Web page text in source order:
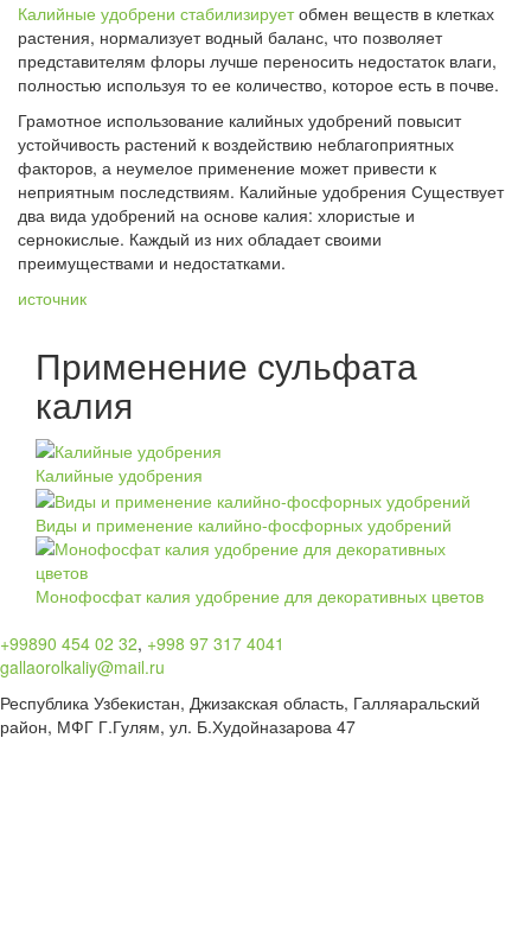
Калийные удобрени стабилизируетобмен веществ в клетках
растения, нормализует водный баланс, что позволяет
представителям флоры лучше переносить недостаток влаги,
полностью используя то ее количество, которое есть в почве.
Грамотное использование калийных удобрений повысит
устойчивость растений к воздействию неблагоприятных
факторов, а неумелое применение может привести к
неприятным последствиям. Калийные удобрения Существует
два вида удобрений на основе калия: хлористые и
сернокислые. Каждый из них обладает своими
преимуществами и недостатками.
источник
Применение сульфата
калия
Калийные удобрения
Виды и применение калийно-фосфорных удобрений
Монофосфат калия удобрение для декоративных цветов
+99890 454 02 32, +998 97 317 4041
gallaorolkaliy@mail.ru
Республика Узбекистан, Джизакская область, Галляаральский
район, МФГ Г.Гулям, ул. Б.Худойназарова 47